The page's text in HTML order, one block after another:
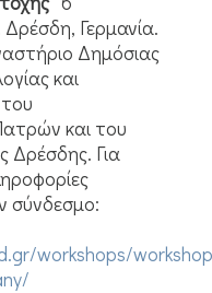
Γερμανία.
Δημόσιας
και
και του
Δρέσδης. Για
σύνδεσμο:
workshops/